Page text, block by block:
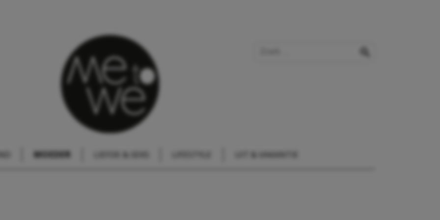
MOEDER LIEFDE & SEKS UIT & VAKANTIE